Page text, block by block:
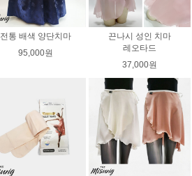
전통 배색 양단치마
95,000원
끈나시 성인 치마
레오타드
37,000원